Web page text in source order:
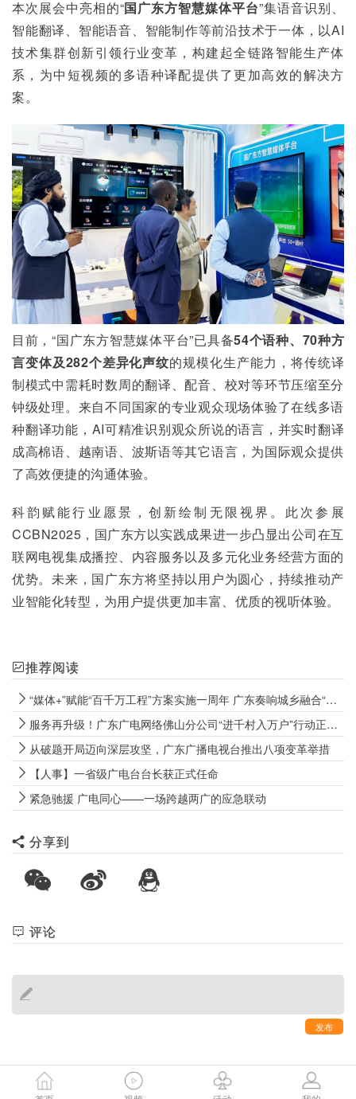
本次展会中亮相的“国广东方智慧媒体平台”集语音识别、
智能翻译、智能语音、智能制作等前沿技术于一体，以AI
技术集群创新引领行业变革，构建起全链路智能生产体
系，为中短视频的多语种译配提供了更加高效的解决方
案。
目前，“国广东方智慧媒体平台”已具备54个语种、70种方
言变体及282个差异化声纹的规模化生产能力，将传统译
制模式中需耗时数周的翻译、配音、校对等环节压缩至分
钟级处理。来自不同国家的专业观众现场体验了在线多语
种翻译功能，AI可精准识别观众所说的语言，并实时翻译
成高棉语、越南语、波斯语等其它语言，为国际观众提供
了高效便捷的沟通体验。
科韵赋能行业愿景，创新绘制无限视界。此次参展
CCBN2025，国广东方以实践成果进一步凸显出公司在互
联网电视集成播控、内容服务以及多元化业务经营方面的
优势。未来，国广东方将坚持以用户为圆心，持续推动产
业智能化转型，为用户提供更加丰富、优质的视听体验。
推荐阅读
“媒体+”赋能“百千万工程”方案实施一周年 广东奏响城乡融合“大合唱”
服务再升级！广东广电网络佛山分公司“进千村入万户”行动正式启动！
从破题开局迈向深层攻坚，广东广播电视台推出八项变革举措
【人事】一省级广电台台长获正式任命
紧急驰援 广电同心——一场跨越两广的应急联动
分享到
评论
发布